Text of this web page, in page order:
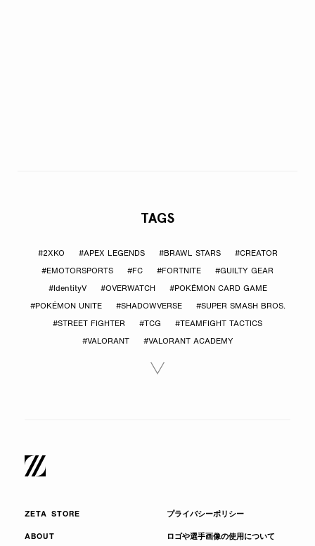
TAGS
#2XKO #APEX LEGENDS #BRAWL STARS #CREATOR
#EMOTORSPORTS #FC #FORTNITE #GUILTY GEAR
#IdentityV #OVERWATCH #POKÉMON CARD GAME
#POKÉMON UNITE #SHADOWVERSE #SUPER SMASH BROS.
#STREET FIGHTER #TCG #TEAMFIGHT TACTICS
#VALORANT #VALORANT ACADEMY
ZETA STORE
ABOUT
プライバシーポリシー
ロゴや選手画像の使用について